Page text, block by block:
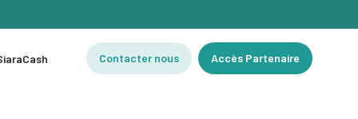
Contacter nous Accès Partenaire